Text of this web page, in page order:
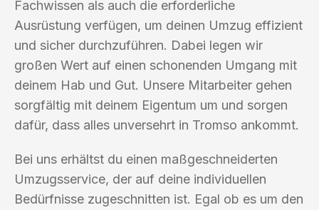
Fachwissen als auch die erforderliche
Ausrüstung verfügen, um deinen Umzug effizient
und sicher durchzuführen. Dabei legen wir
großen Wert auf einen schonenden Umgang mit
deinem Hab und Gut. Unsere Mitarbeiter gehen
sorgfältig mit deinem Eigentum um und sorgen
dafür, dass alles unversehrt in Tromso ankommt.
Bei uns erhältst du einen maßgeschneiderten
Umzugsservice, der auf deine individuellen
Bedürfnisse zugeschnitten ist. Egal ob es um den